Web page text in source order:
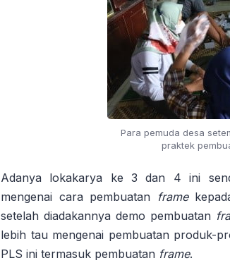
Para pemuda desa
praktek
Adanya lokakarya ke 3 dan 4 ini
mengenai cara pembuatan frame
setelah diadakannya demo pembuatan
lebih tau mengenai pembuatan produk-
PLS ini termasuk pembuatan frame.